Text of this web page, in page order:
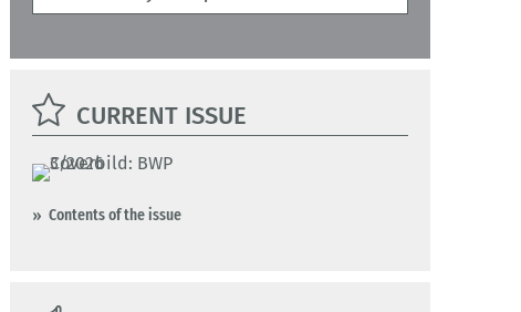
CURRENT ISSUE
Contents of the issue